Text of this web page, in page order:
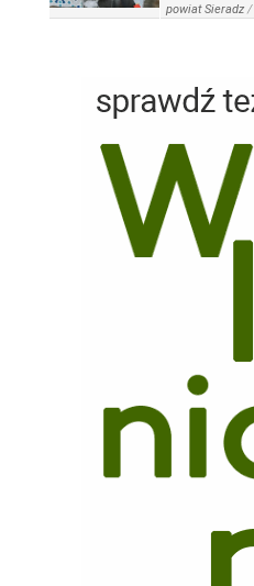
powiat Sieradz /